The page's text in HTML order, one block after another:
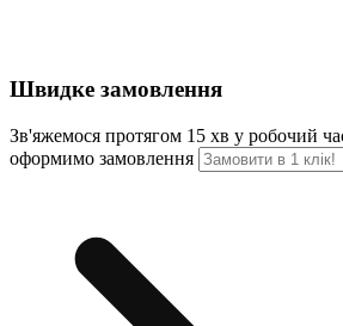
Швидке замовлення
Зв'яжемося протягом 15 хв у робочий
оформимо замовлення